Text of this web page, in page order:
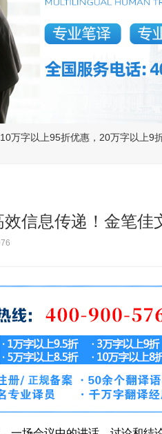
优惠，20万字以上9折优惠！更
信息传递！金笔佳